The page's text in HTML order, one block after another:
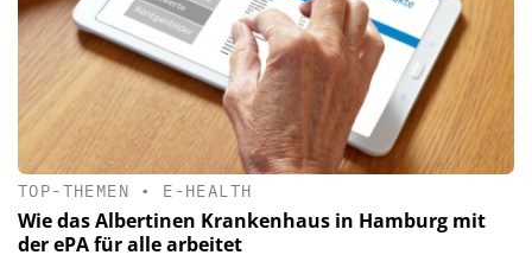
TOP-THEMEN • E-HEALTH
Wie das Albertinen Krankenhaus in Hamburg mit
der ePA für alle arbeitet